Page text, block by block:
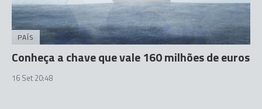
PAÍS
Conheça a chave que vale 160 milhões de euros
16 Set 20:48